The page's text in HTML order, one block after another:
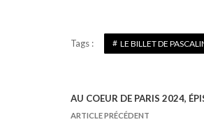
Tags : LE BILLET DE
N
AU COEUR DE PARIS 2024,
ARTICLE PRÉCÉDENT